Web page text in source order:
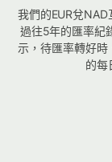
我們的EUR兌
過往5年的匯率紀
示，待匯率轉好時
的每